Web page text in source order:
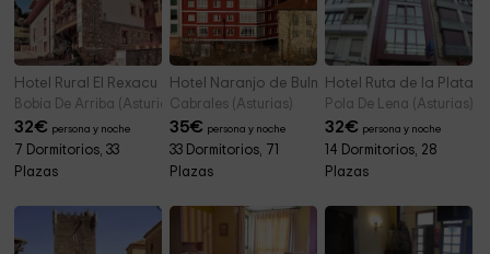
Hotel Rural El Rexacu
Bobia De Arriba (Asturias)
32€ persona y noche
7 Dormitorios, 33
Plazas
Hotel Naranjo de Bulnes
Cabrales (Asturias)
35€ persona y noche
33 Dormitorios, 71
Plazas
Hotel Ruta de la Plata
Pola De Lena (Asturias)
32€ persona y noche
14 Dormitorios, 28
Plazas